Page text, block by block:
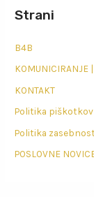
Strani
B4B
KOMUNICIRANJE
KONTAKT
Politika piškotkov
Politika
POSLOVNE